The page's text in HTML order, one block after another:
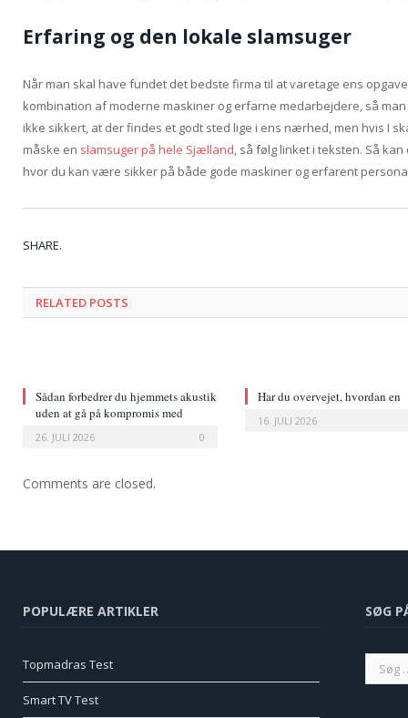
Erfaring og den lokale slamsuger
Når man skal have fundet det bedste firma til at varetage ens
kombination af moderne maskiner og erfarne medarbejdere, så
ikke sikkert, at der findes et godt sted lige i ens nærhed, men hvis I
måske en slamsuger på hele Sjælland, så følg linket i teksten. Så
hvor du kan være sikker på både gode maskiner og erfarent
SHARE.
RELATED POSTS
Sådan forbedrer du hjemmets akustik
uden at gå på kompromis med
26. JULI 2026 0
Har du overvejet, hvordan en
16. JULI 2026
Comments are closed.
POPULÆRE ARTIKLER
Topmadras Test
Smart TV Test
SØG